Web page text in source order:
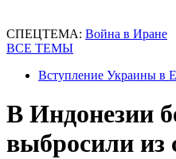
СПЕЦТЕМА: Война в Иране
ВСЕ ТЕМЫ
Вступление Украины в
В Индонезии
выбросили из